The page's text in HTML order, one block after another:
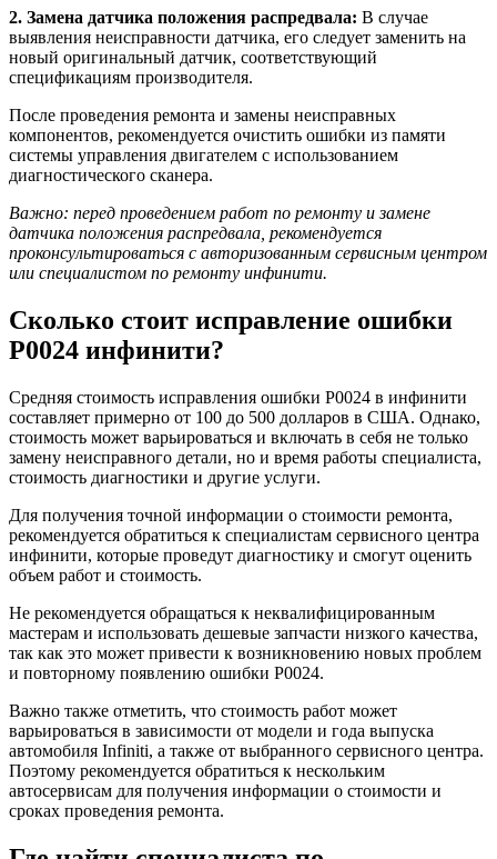
2. Замена датчика положения распредвала: В случае
выявления неисправности датчика, его следует заменить на
новый оригинальный датчик, соответствующий
спецификациям производителя.
После проведения ремонта и замены неисправных
компонентов, рекомендуется очистить ошибки из памяти
системы управления двигателем с использованием
диагностического сканера.
Важно: перед проведением работ по ремонту и замене
датчика положения распредвала, рекомендуется
проконсультироваться с авторизованным сервисным центром
или специалистом по ремонту инфинити.
Сколько стоит исправление ошибки
Р0024 инфинити?
Средняя стоимость исправления ошибки Р0024 в инфинити
составляет примерно от 100 до 500 долларов в США. Однако,
стоимость может варьироваться и включать в себя не только
замену неисправного детали, но и время работы специалиста,
стоимость диагностики и другие услуги.
Для получения точной информации о стоимости ремонта,
рекомендуется обратиться к специалистам сервисного центра
инфинити, которые проведут диагностику и смогут оценить
объем работ и стоимость.
Не рекомендуется обращаться к неквалифицированным
мастерам и использовать дешевые запчасти низкого качества,
так как это может привести к возникновению новых проблем
и повторному появлению ошибки Р0024.
Важно также отметить, что стоимость работ может
варьироваться в зависимости от модели и года выпуска
автомобиля Infiniti, а также от выбранного сервисного центра.
Поэтому рекомендуется обратиться к нескольким
автосервисам для получения информации о стоимости и
сроках проведения ремонта.